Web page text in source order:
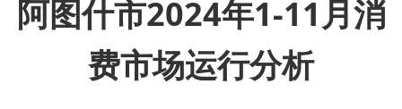
阿图什市2024年1-11月消
费市场运行分析